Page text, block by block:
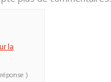
la
)